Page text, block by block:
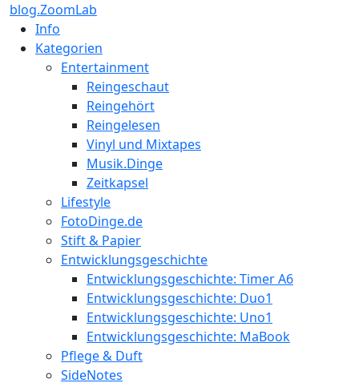
blog.ZoomLab
Info
Kategorien
Entertainment
Reingeschaut
Reingehört
Reingelesen
Vinyl und Mixtapes
Musik.Dinge
Zeitkapsel
Lifestyle
FotoDinge.de
Stift & Papier
Entwicklungsgeschichte
Entwicklungsgeschichte: Timer A6
Entwicklungsgeschichte: Duo1
Entwicklungsgeschichte: Uno1
Entwicklungsgeschichte: MaBook
Pflege & Duft
SideNotes